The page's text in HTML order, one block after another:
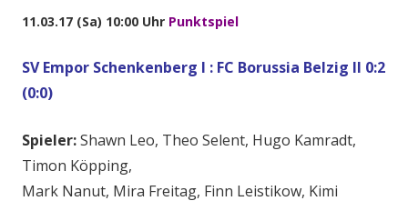
11.03.17 (Sa) 10:00 Uhr Punktspiel
SV Empor Schenkenberg I : FC Borussia Belzig II 0:2
(0:0)
Spieler:Shawn Leo, Theo Selent, Hugo Kamradt,
Timon Köpping,
Mark Nanut, Mira Freitag, Finn Leistikow, Kimi